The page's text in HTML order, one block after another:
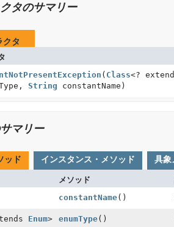
タのサマリー
クタ
( Class<?
String constantName)
マリー
ッド インスタンス・メソッド 具象
メソッド
constantName()
Enum> enumType()